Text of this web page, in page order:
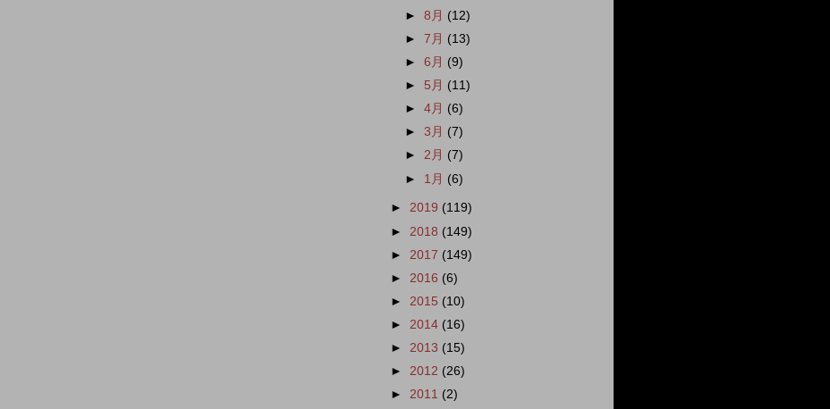
►8月 (12)
►7月 (13)
►6月 (9)
► 5月 (11)
►4月 (6)
►3月 (7)
►2月 (7)
► 1月 (6)
► 2019 (119)
► 2018 (149)
► 2017 (149)
► 2016 (6)
► 2015 (10)
► 2014 (16)
► 2013 (15)
► 2012 (26)
► 2011 (2)